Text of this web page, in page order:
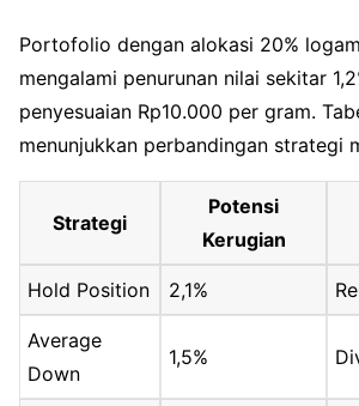
Portofolio dengan alokasi 20%
mengalami penurunan nilai sekitar
penyesuaian Rp10.000 per gram.
menunjukkan perbandingan strategi
Strategi
Potensi
Kerugian
Hold Position 2,1%
Average
Down
1,5%